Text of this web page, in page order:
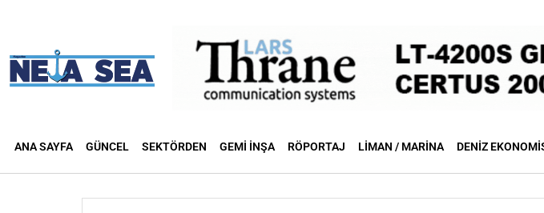
ANA SAYFA GÜNCEL SEKTÖRDEN GEMI İNŞA RÖPORTAJ LIMAN / MARINA DENIZ